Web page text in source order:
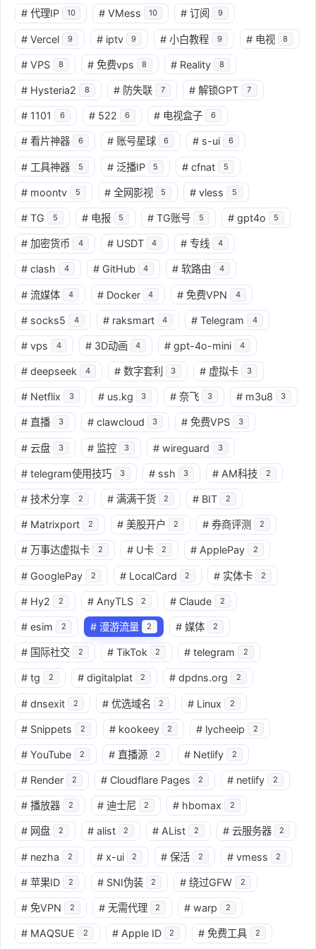
# 代理IP 10 # VMess 10 # 订阅 9
# Vercel 9 # iptv 9 # 小白教程 9 # 电视 8
# VPS 8 # 免费vps 8 # Reality 8
# Hysteria2 8 # 防失联 7 # 解锁GPT 7
# 1101 6 # 522 6 # 电视盒子 6
# 看片神器 6 # 账号星球 6 # s-ui 6
# 工具神器 5 # 泛播IP 5 # cfnat 5
# moontv 5 # 全网影视 5 # vless 5
# TG 5 # 电报 5 # TG账号 5 # gpt4o 5
# 加密货币 4 # USDT 4 # 专线 4
# clash 4 # GitHub 4 # 软路由 4
# 流媒体 4 # Docker 4 # 免费VPN 4
# socks5 4 # raksmart 4 # Telegram 4
# vps 4 # 3D动画 4 # gpt-4o-mini 4
# deepseek 4 # 数字套利 3 # 虚拟卡 3
# Netflix 3 # us.kg 3 # 奈飞 3 # m3u8 3
# 直播 3 # clawcloud 3 # 免费VPS 3
# 云盘 3 # 监控 3 # wireguard 3
# telegram使用技巧 3 # ssh 3 # AM科技 2
# 技术分享 2 # 满满干货 2 # BIT 2
# Matrixport 2 # 美股开户 2 # 券商评测 2
# 万事达虚拟卡 2 # U卡 2 # ApplePay 2
# GooglePay 2 # LocalCard 2 # 实体卡 2
# Hy2 2 # AnyTLS 2 # Claude 2
# esim 2 # 漫游流量 2 # 媒体 2
# 国际社交 2 # TikTok 2 # telegram 2
# tg 2 # digitalplat 2 # dpdns.org 2
# dnsexit 2 # 优选域名 2 # Linux 2
# Snippets 2 # kookeey 2 # lycheeip 2
# YouTube 2 # 直播源 2 # Netlify 2
# Render 2 # Cloudflare Pages 2 # netlify 2
# 播放器 2 # 迪士尼 2 # hbomax 2
# 网盘 2 # alist 2 # AList 2 # 云服务器 2
# nezha 2 # x-ui 2 # 保活 2 # vmess 2
# 苹果ID 2 # SNI伪装 2 # 绕过GFW 2
# 免VPN 2 # 无需代理 2 # warp 2
# MAQSUE 2 # Apple ID 2 # 免费工具 2